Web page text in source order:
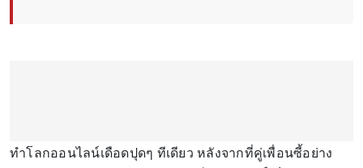
ทำโลกออนไลน์เดือดปุดๆ ทีเดียว หลังจากที่คู่เพื่อนซี้อย่าง